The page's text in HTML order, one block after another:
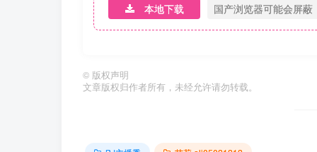
本地下载 国产浏览器可能会屏
© 版权声明
文章版权归作者所有，未经允许请勿转载。